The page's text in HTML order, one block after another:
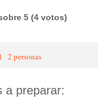
5 (4 votos)
2 personas
a preparar: